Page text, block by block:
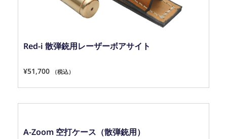
Red-i 散弾銃用レーザーボアサイト
¥51,700 （税込）
A-Zoom 空打ケース（散弾銃用）